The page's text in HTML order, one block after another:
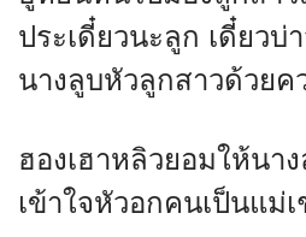
ประเดี๋ยวนะลูก เดี๋ยวบ่
นางลูบหัวลูกสาวด้วยค
ฮองเฮาหลิวยอมให้นา
เข้าใจหัวอกคนเป็นแม่